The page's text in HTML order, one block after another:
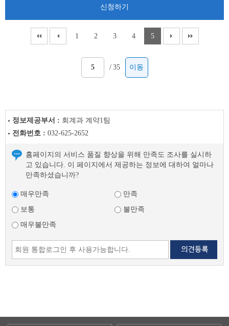
신청하기
1 2 3 4 5
/ 35 이동
정보제공부서 : 회계과 계약1팀
전화번호 : 032-625-2652
홈페이지의 서비스 품질 향상을 위해 만족도 조사를 실시하
고 있습니다. 이 페이지에서 제공하는 정보에 대하여 얼마나
만족하셨습니까?
매우만족
만족
보통
불만족
매우불만족